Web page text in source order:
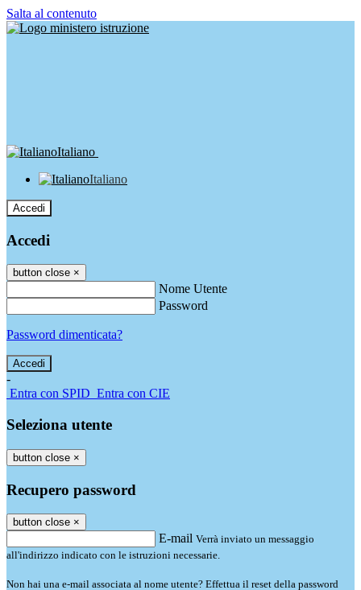
Salta al contenuto
Italiano
Italiano
Accedi
Accedi
button close ×
Nome Utente
Password
Password dimenticata?
-
Entra con SPID Entra con CIE
Seleziona utente
button close ×
Recupero password
button close ×
E-mail Verrà inviato un messaggio
all'indirizzo indicato con le istruzioni necessarie.
Non hai una e-mail associata al nome utente? Effettua il reset della password